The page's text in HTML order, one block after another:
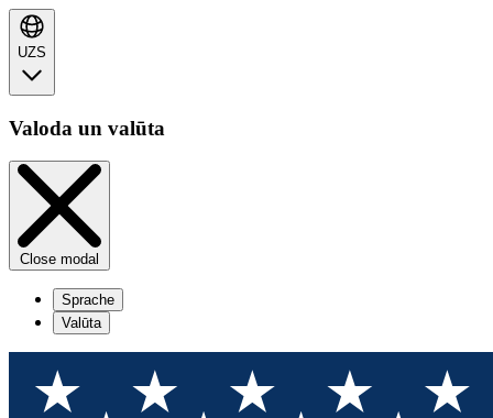
UZS
Valoda un valūta
Close modal
Sprache
Valūta